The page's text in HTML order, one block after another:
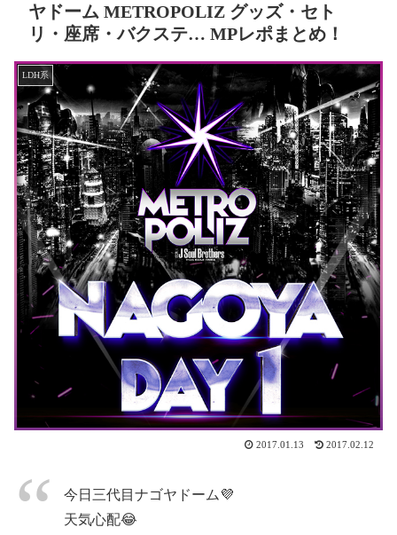
ヤドーム METROPOLIZ グッズ・セト
リ・座席・バクステ… MPレポまとめ！
LDH系
2017.01.13 2017.02.12
今日三代目ナゴヤドーム💜
天気心配😂